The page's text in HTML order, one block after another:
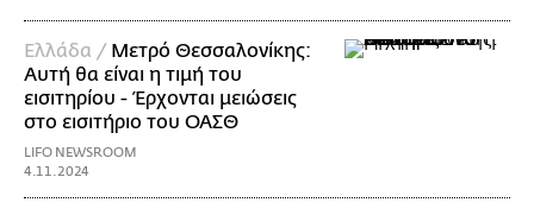
Ελλάδα / Μετρό Θεσσαλονίκης:
Αυτή θα είναι η τιμή του
εισιτηρίου - Έρχονται μειώσεις
στο εισιτήριο του ΟΑΣΘ
LIFO NEWSROOM
4.11.2024